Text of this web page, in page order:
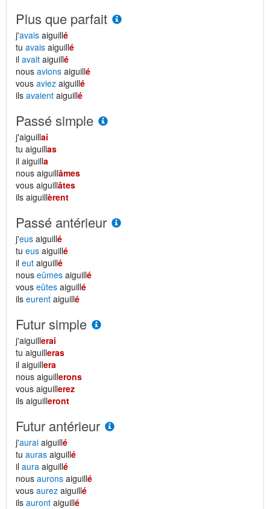
Plus que parfait
j'avais aiguillé
tu avais aiguillé
il avait aiguillé
nous avions aiguillé
vous aviez aiguillé
ils avaient aiguillé
Passé simple
j'aiguillai
tu aiguillas
il aiguilla
nous aiguillâmes
vous aiguillâtes
ils aiguillèrent
Passé antérieur
j'eus aiguillé
tu eus aiguillé
il eut aiguillé
nous eûmes aiguillé
vous eûtes aiguillé
ils eurent aiguillé
Futur simple
j'aiguillerai
tu aiguilleras
il aiguillera
nous aiguillerons
vous aiguillerez
ils aiguilleront
Futur antérieur
j'aurai aiguillé
tu auras aiguillé
il aura aiguillé
nous aurons aiguillé
vous aurez aiguillé
ils auront aiguillé